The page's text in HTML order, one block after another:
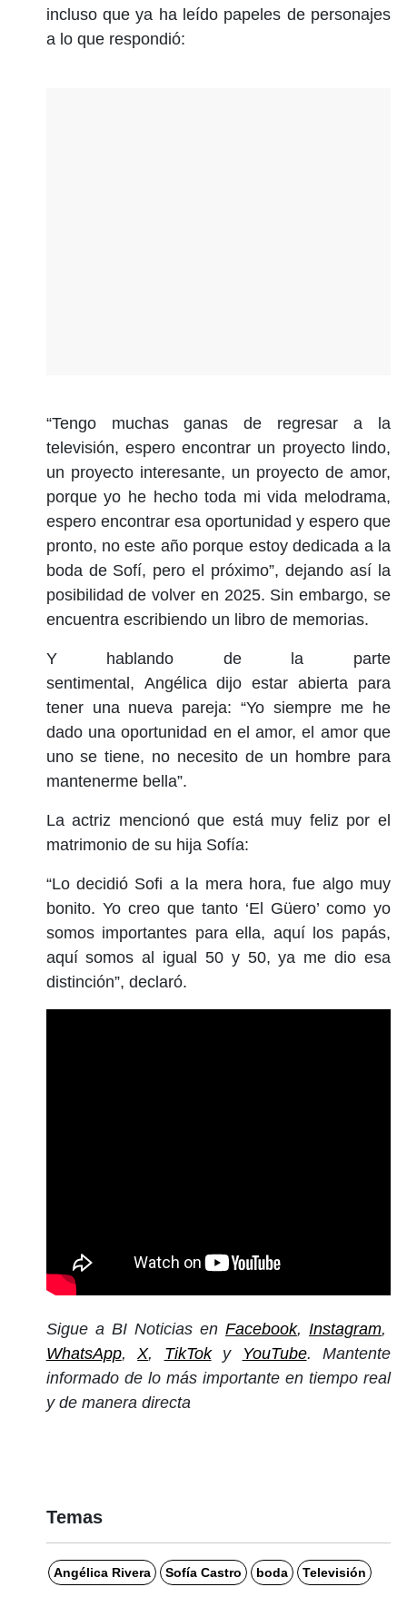
incluso que ya ha leído papeles de personajes
a lo que respondió:
“Tengo muchas ganas de regresar a la
televisión, espero encontrar un proyecto lindo,
un proyecto interesante, un proyecto de amor,
porque yo he hecho toda mi vida melodrama,
espero encontrar esa oportunidad y espero que
pronto, no este año porque estoy dedicada a la
boda de Sofí, pero el próximo”, dejando así la
posibilidad de volver en 2025. Sin embargo, se
encuentra escribiendo un libro de memorias.
Y hablando de la parte
sentimental, Angélica dijo estar abierta para
tener una nueva pareja: “Yo siempre me he
dado una oportunidad en el amor, el amor que
uno se tiene, no necesito de un hombre para
mantenerme bella”.
La actriz mencionó que está muy feliz por el
matrimonio de su hija Sofía:
“Lo decidió Sofi a la mera hora, fue algo muy
bonito. Yo creo que tanto ‘El Güero’ como yo
somos importantes para ella, aquí los papás,
aquí somos al igual 50 y 50, ya me dio esa
distinción”, declaró.
Sigue a BI Noticias en Facebook, Instagram,
WhatsApp,X, TikToky YouTube. Mantente
informado de lo más importante en tiempo real
y de manera directa
Temas
Angélica Rivera Sofía Castro boda Televisión